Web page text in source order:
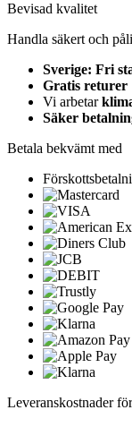
Bevisad kvalitet
Handla säkert och
Sverige: Fri
Gratis returer
Vi arbetar
Säker
Betala bekvämt med
Leveranskostnader